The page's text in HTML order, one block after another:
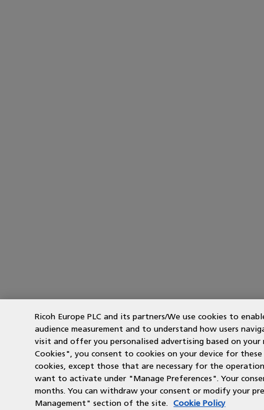
Ricoh Europe PLC and its partners/We use cookies to
audience measurement and to understand how users
visit and offer you personalised advertising based on
Cookies", you consent to cookies on your device for
cookies, except those that are necessary for the
want to activate under "Manage Preferences". Your
months. You can withdraw your consent or modify your
Management" section of the site.
Cookie Policy